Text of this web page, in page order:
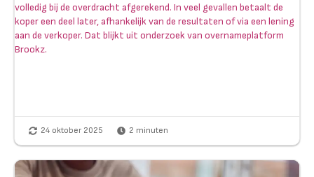
volledig bij de overdracht afgerekend. In veel gevallen betaalt de
koper een deel later, afhankelijk van de resultaten of via een lening
aan de verkoper. Dat blijkt uit onderzoek van overnameplatform
Brookz.
24 oktober 2025 2 minuten